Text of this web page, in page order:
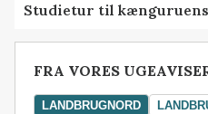
Studietur til
FRA VORES
LANDBRUGNORD